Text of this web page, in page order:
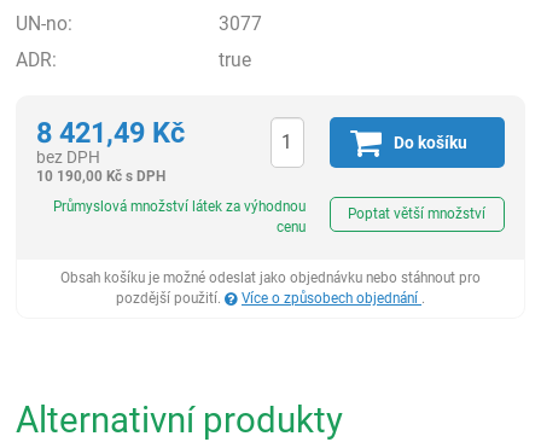
UN-no:
3077
ADR:
true
8 421,49 Kč
bez DPH
10 190,00Kč s DPH
Do košíku
Průmyslová množství látek za výhodnou
cenu
Poptat větší množství
Obsah košíku je možné odeslat jako objednávku nebo stáhnout pro
pozdější použití.
Více o způsobech objednání .
Alternativní produkty